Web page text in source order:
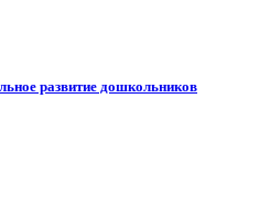
развитие дошкольников